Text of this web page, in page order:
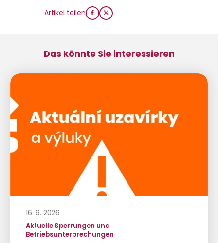
Artikel teilen
Das könnte Sie interessieren
16. 6. 2026
Aktuelle Sperrungen und
Betriebsunterbrechungen